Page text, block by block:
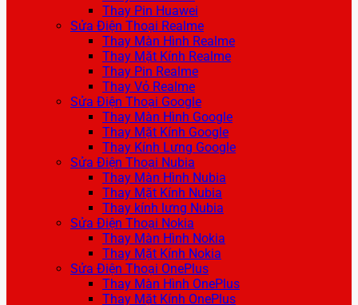
Thay Pin Huawei
Sửa Điện Thoại Realme
Thay Màn Hình Realme
Thay Mặt Kính Realme
Thay Pin Realme
Thay Vỏ Realme
Sửa Điện Thoại Google
Thay Màn Hình Google
Thay Mặt Kính Google
Thay Kính Lưng Google
Sửa Điện Thoại Nubia
Thay Màn Hình Nubia
Thay Mặt Kính Nubia
Thay kính lưng Nubia
Sửa Điện Thoại Nokia
Thay Màn Hình Nokia
Thay Mặt Kính Nokia
Sửa Điện Thoại OnePlus
Thay Màn Hình OnePlus
Thay Mặt Kính OnePlus